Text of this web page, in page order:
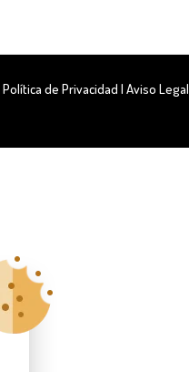
Política de Privacidad | Aviso Legal